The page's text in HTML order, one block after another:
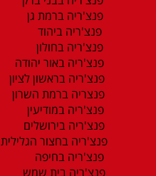
פנצ'ריה ברמת גן
פנצ'ריה ביהוד
פנצ'ריה בחולון
פנצ'ריה באור יהודה
פנצ'ריה בראשון לציון
פנצריה ברמת השרון
פנצ'ריה במודיעין
פנצ'ריה בירושלים
פנצ'ריה בחצור הגלילית
פנצ'ריה בחיפה
פנצ'ריה בית שמש